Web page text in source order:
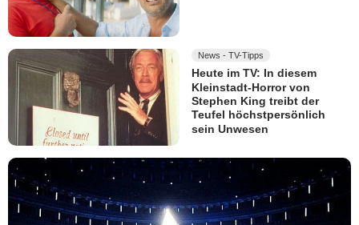
News - TV-Tipps
Heute im TV: In diesem
Kleinstadt-Horror von
Stephen King treibt der
Teufel höchstpersönlich
sein Unwesen